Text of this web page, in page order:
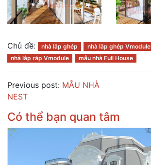
Chủ đề: nhà lắp ghép
nhà lắp ghép Vmodule
nhà lắp ráp Vmodule
mẫu nhà Full House
Previous post: MẪU NHÀ
NEST
Có thể bạn quan tâm